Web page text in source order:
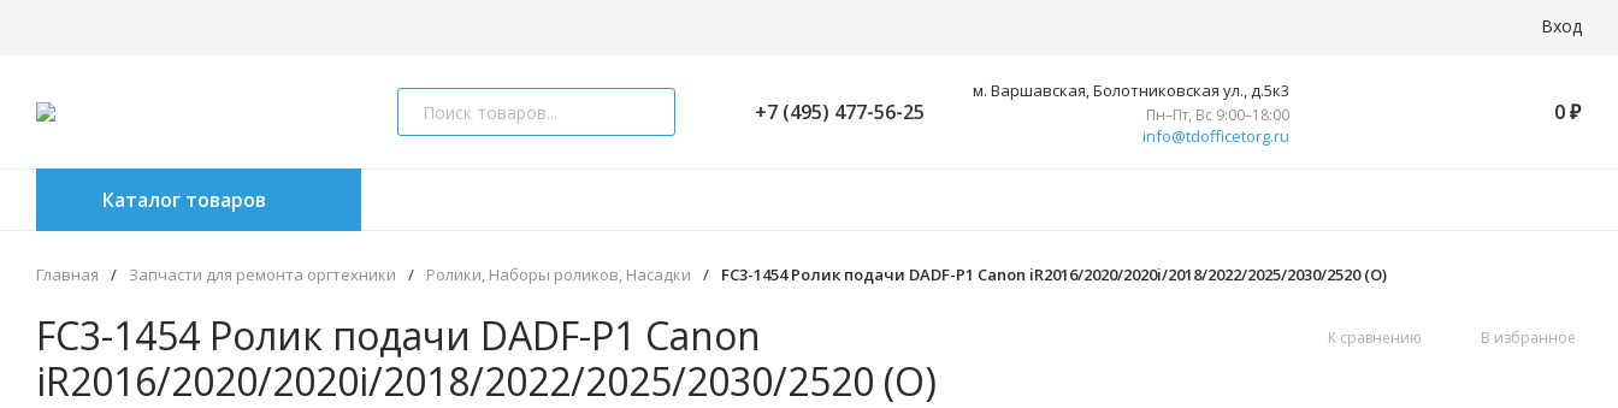
Вход
+7 (495) 477-56-25
м. Варшавская, Болотниковская ул., д.5к3
Пн–Пт, Вс 9:00–18:00
info@tdofficetorg.ru
0 ₽
Каталог товаров
Главная / Запчасти для ремонта оргтехники / Ролики, Наборы роликов, Насадки / FC3-1454 Ролик подачи DADF-P1 Canon iR2016/2020/2020i/2018/2022/2025/2030/2520 (O)
FC3-1454 Ролик подачи DADF-P1 Canon
iR2016/2020/2020i/2018/2022/2025/2030/2520 (O)
К сравнению В избранное